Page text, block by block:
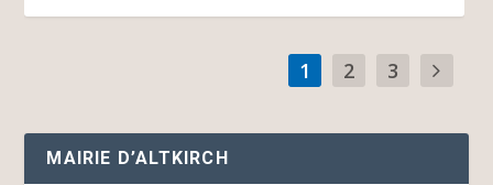
1 2 3
MAIRIE D’ALTKIRCH